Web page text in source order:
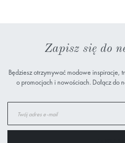
Zapisz się do
Będziesz otrzymywać modowe inspiracje,
o promocjach i nowościach. Dołącz do
nasz
newsletter: